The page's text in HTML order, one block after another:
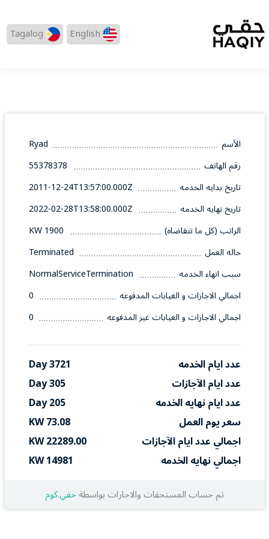
English
Tagalog
الأسم
Ryad
رقم الهاتف
55378378
تاريخ بدايه الخدمه
2011-12-24T13:57:00.000Z
تاريخ نهايه الخدمه
2022-02-28T13:58:00.000Z
الراتب (كل ما تتقاضاه)
1900 KW
حاله العمل
Terminated
سبب انهاء الخدمه
NormalServiceTermination
اجمالي الاجازات و الغيابات المدفوعه
0
اجمالي الاجازات و الغيابات غير المدفوعه
0
عدد ايام الخدمه
3721 Day
عدد ايام الآجازات
305 Day
عدد ايام نهايه الخدمه
205 Day
سعر يوم العمل
73.08 KW
اجمالي عدد ايام الآجازات
22289.00 KW
اجمالي نهايه الخدمه
14981 KW
تم حساب المستحقات والاجارات بواسطةحقي.كوم